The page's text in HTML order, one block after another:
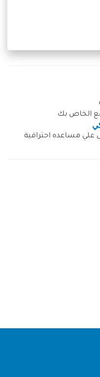
الخاص بك
علي مساعده احترافية